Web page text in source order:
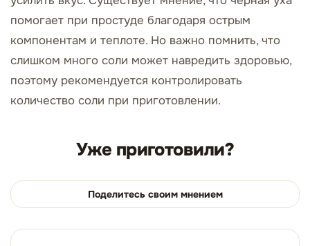
помогает при простуде благодаря острым
компонентам и теплоте. Но важно помнить, что
слишком много соли может навредить здоровью,
поэтому рекомендуется контролировать
количество соли при приготовлении.
Уже приготовили?
Поделитесь своим мнением